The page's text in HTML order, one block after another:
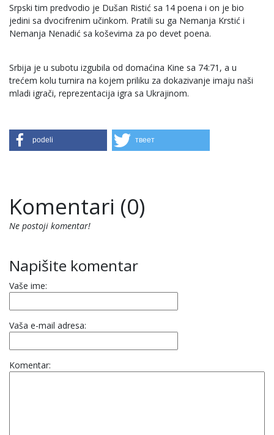
Srpski tim predvodio je Dušan Ristić sa 14 poena i on je bio
jedini sa dvocifrenim učinkom. Pratili su ga Nemanja Krstić i
Nemanja Nenadić sa koševima za po devet poena.
Srbija je u subotu izgubila od domaćina Kine sa 74:71, a u
trećem kolu turnira na kojem priliku za dokazivanje imaju naši
mladi igrači, reprezentacija igra sa Ukrajinom.
podeli твеет
Komentari (0)
Ne postoji komentar!
Napišite komentar
Vaše ime:
Vaša e-mail adresa:
Komentar: